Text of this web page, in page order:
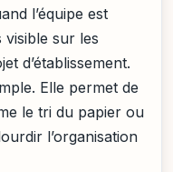
l’équipe est
visible sur les
d’établissement.
Elle permet de
le tri du papier ou
l’organisation